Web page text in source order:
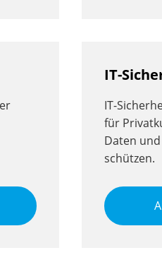
IT-
IT-
für
Daten
schützen.